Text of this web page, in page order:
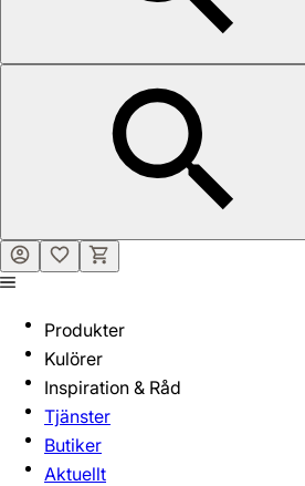
Produkter
Kulörer
Inspiration & Råd
Tjänster
Butiker
Aktuellt